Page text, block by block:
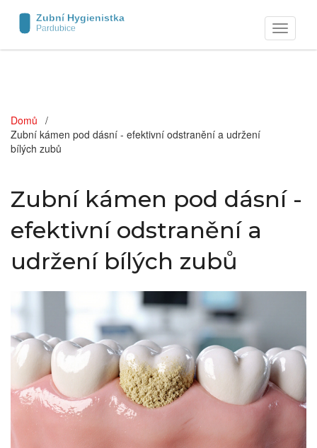
Zobrazit
navigaci
Domů
Zubní kámen pod dásní - efektivní odstranění a udržení
bílých zubů
Zubní kámen pod dásní -
efektivní odstranění a
udržení bílých zubů